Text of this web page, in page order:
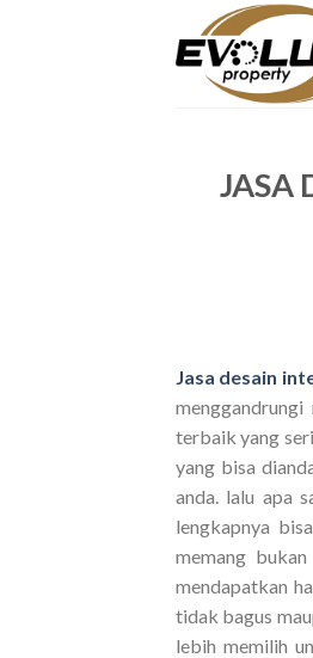
JASA
Jasa desain
terbaik yang
yang bisa
anda. lalu apa
lengkapnya
memang
mendapatkan
tidak bagus
lebih memilih